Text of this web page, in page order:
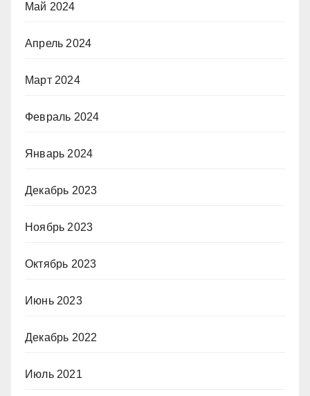
Май 2024
Апрель 2024
Март 2024
Февраль 2024
Январь 2024
Декабрь 2023
Ноябрь 2023
Октябрь 2023
Июнь 2023
Декабрь 2022
Июль 2021